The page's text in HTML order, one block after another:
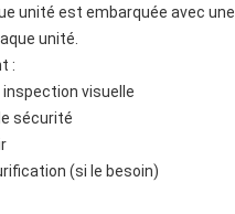
unité est embarquée avec
unité.
:
visuelle
sécurité
(si le besoin)